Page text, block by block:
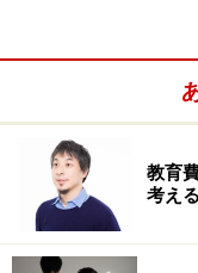
は、復興特別所得
ます。
課税されるのでは
われるかもしれま
があります。
教育
考え